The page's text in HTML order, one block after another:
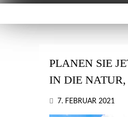
PLANEN SIE
IN DIE
7. FEBRUAR 2021